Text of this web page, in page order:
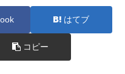
はてブ
コピー